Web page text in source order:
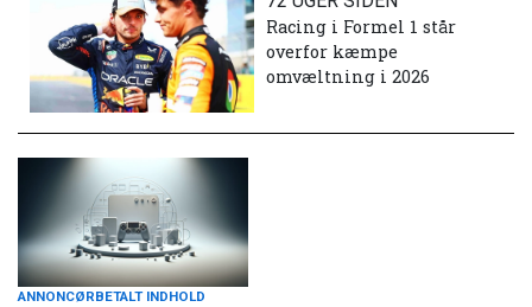
Racing i Formel 1 står
overfor kæmpe
omvæltning i 2026
ANNONCØRBETALT INDHOLD